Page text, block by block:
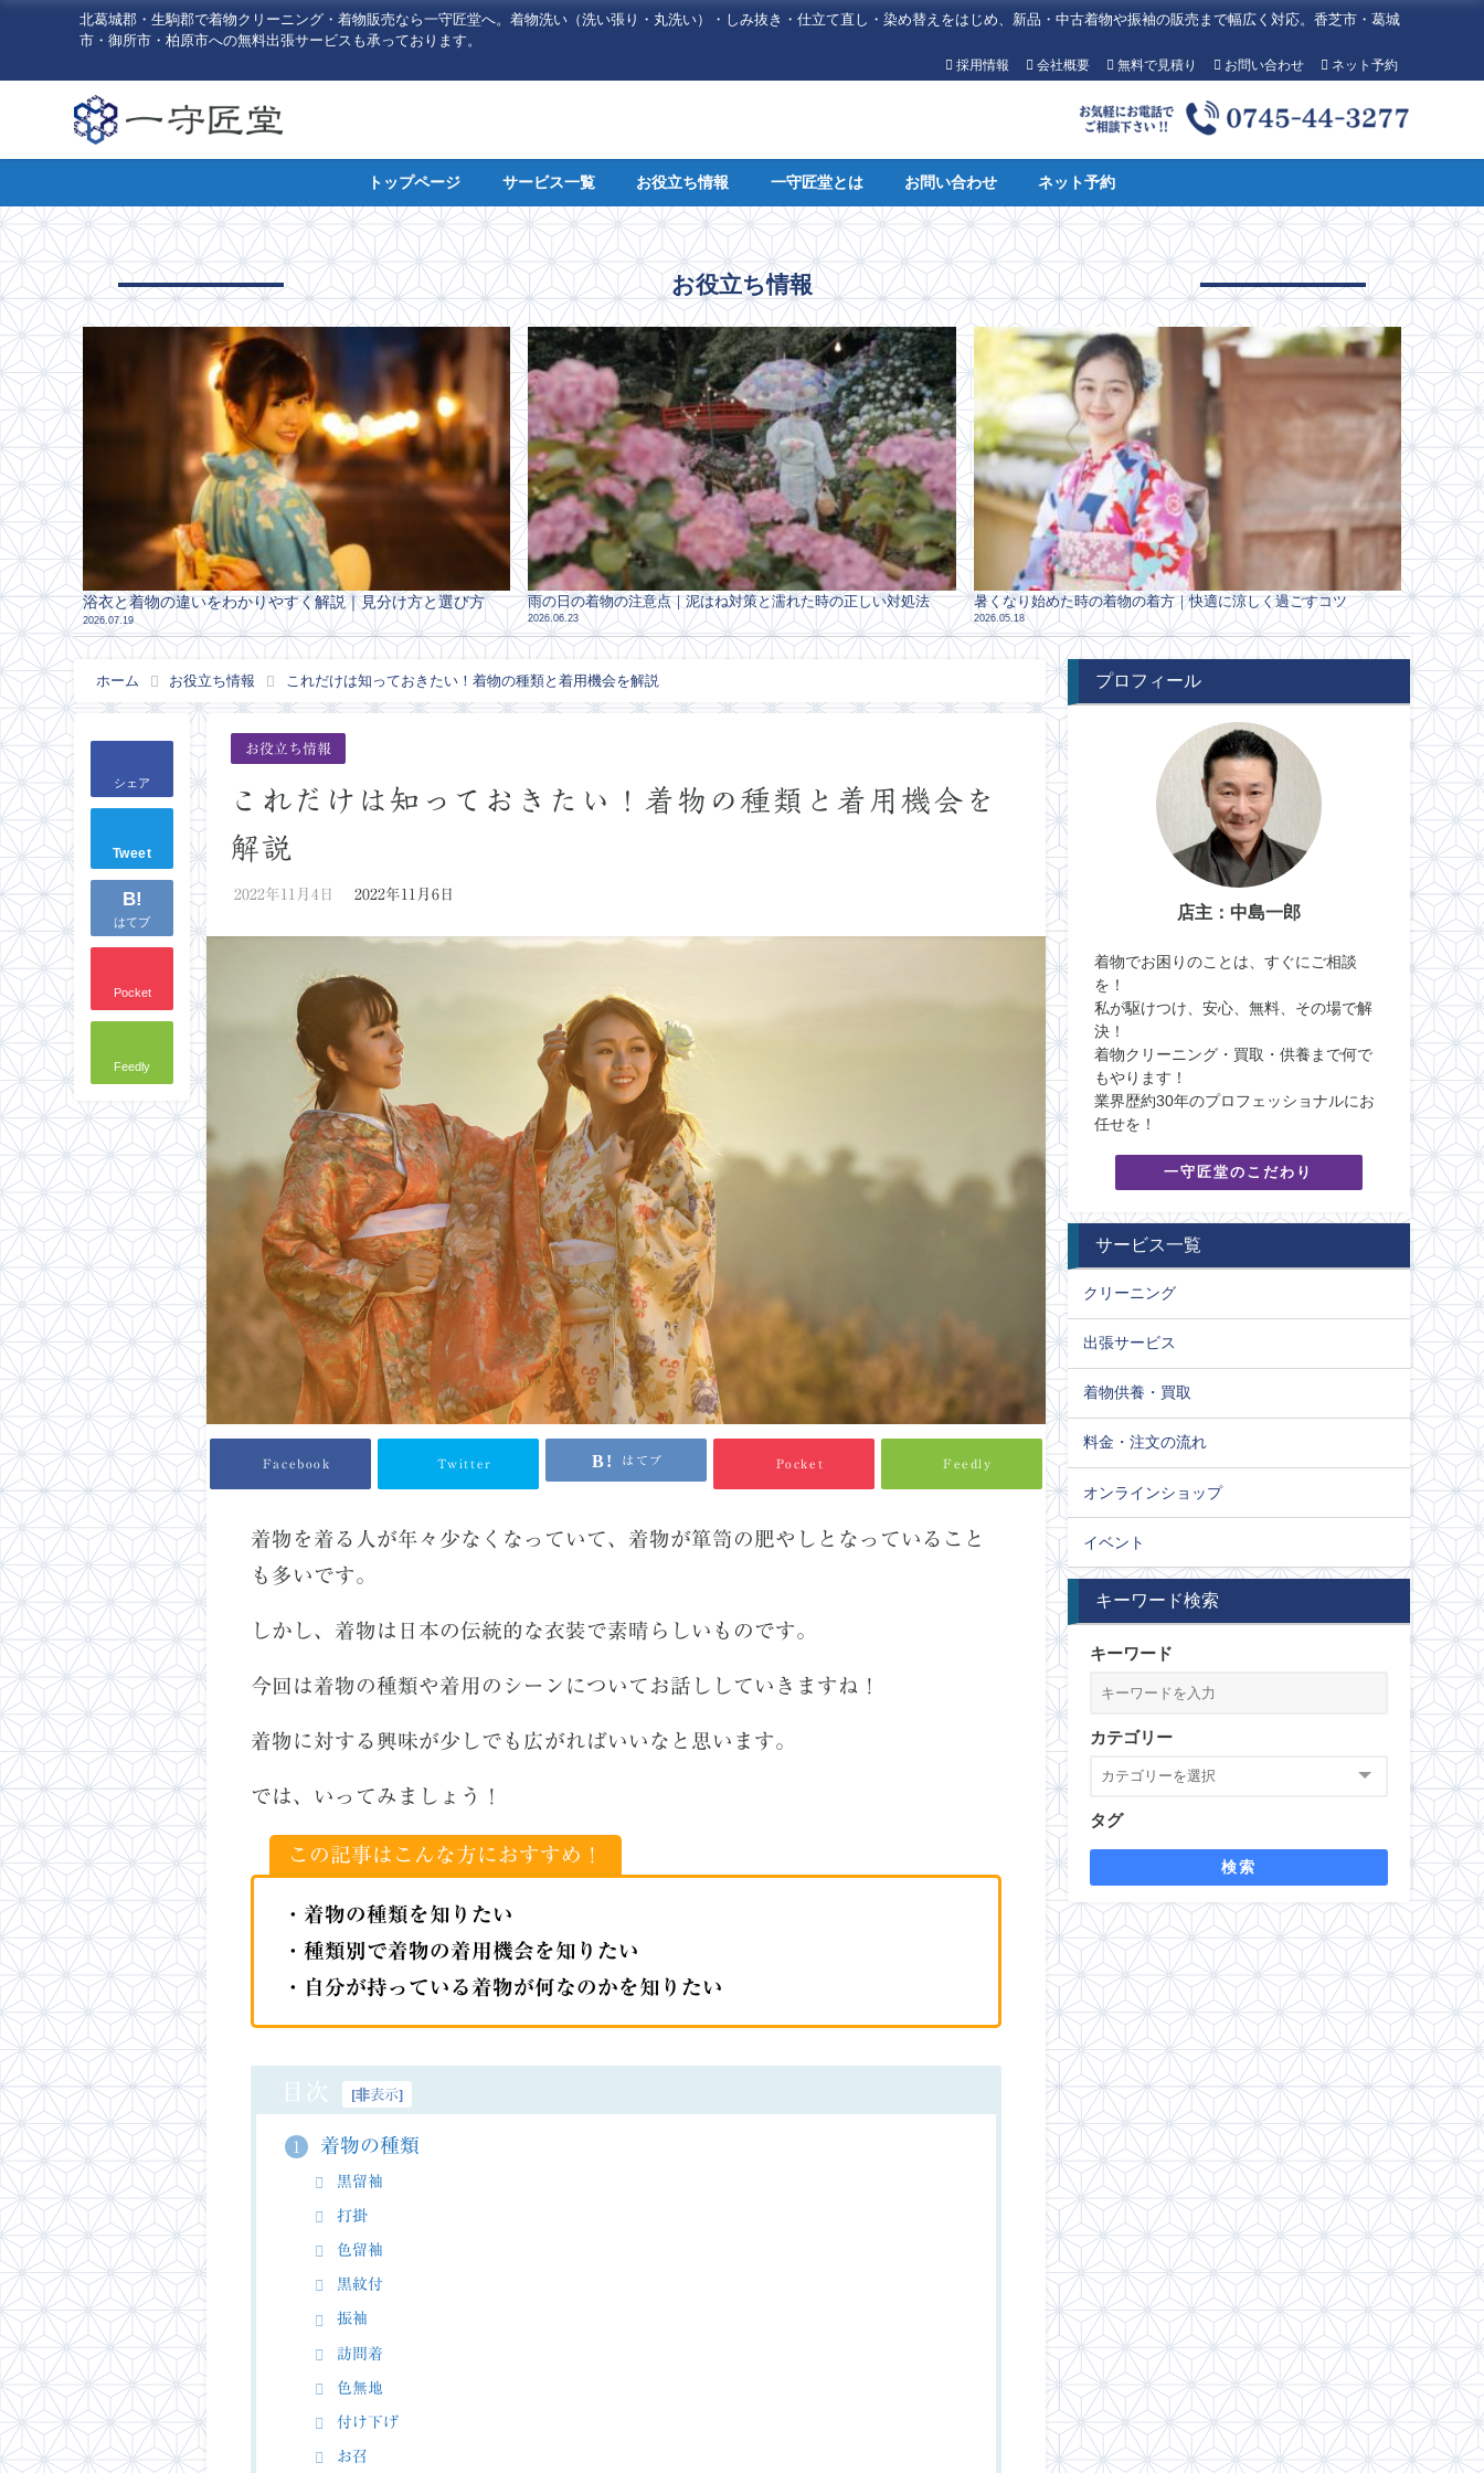
北葛城郡・生駒郡で着物クリーニング・着物販売なら一守匠堂へ。着物洗い（洗い張り・丸洗い）・しみ抜き・仕立て直し・染め替えをはじめ、新品・中古着物や振袖の販売まで幅広く対応。香芝市・葛城
市・御所市・柏原市への無料出張サービスも承っております。
採用情報 会社概要 無料で見積り お問い合わせ ネット予約
トップページ サービス一覧 お役立ち情報 一守匠堂とは お問い合わせ ネット予約
お役立ち情報
浴衣と着物の違いをわかりやすく解説｜見分け方と選び方
2026.07.19
雨の日の着物の注意点｜泥はね対策と濡れた時の正しい対処法
2026.06.23
暑くなり始めた時の着物の着方｜快適に涼しく過ごすコツ
2026.05.18
ホーム お役立ち情報 これだけは知っておきたい！着物の種類と着用機会を解説
シェア
Tweet
B!
はてブ
Pocket
Feedly
お役立ち情報
これだけは知っておきたい！着物の種類と着用機会を
解説
2022年11月4日 2022年11月6日
Facebook Twitter はてブ Pocket Feedly
着物を着る人が年々少なくなっていて、着物が箪笥の肥やしとなっていること
も多いです。
しかし、着物は日本の伝統的な衣装で素晴らしいものです。
今回は着物の種類や着用のシーンについてお話ししていきますね！
着物に対する興味が少しでも広がればいいなと思います。
では、いってみましょう！
この記事はこんな方におすすめ！
・着物の種類を知りたい
・種類別で着物の着用機会を知りたい
・自分が持っている着物が何なのかを知りたい
目次 [非表示]
1 着物の種類
黒留袖
打掛
色留袖
黒紋付
振袖
訪問着
色無地
付け下げ
お召
プロフィール
店主：中島一郎
着物でお困りのことは、すぐにご相談
を！
私が駆けつけ、安心、無料、その場で解
決！
着物クリーニング・買取・供養まで何で
もやります！
業界歴約30年のプロフェッショナルにお
任せを！
一守匠堂のこだわり
サービス一覧
クリーニング
出張サービス
着物供養・買取
料金・注文の流れ
オンラインショップ
イベント
キーワード検索
キーワード
カテゴリー
タグ
検索